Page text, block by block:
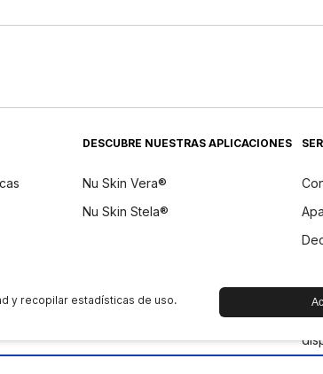
DESCUBRE NUESTRAS APLICACIONES
Nu Skin Vera®
Nu Skin Stela®